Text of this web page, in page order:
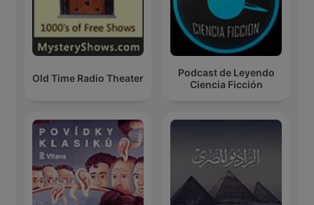
Old Time Radio Theater
Podcast de Leyendo
Ciencia Ficción